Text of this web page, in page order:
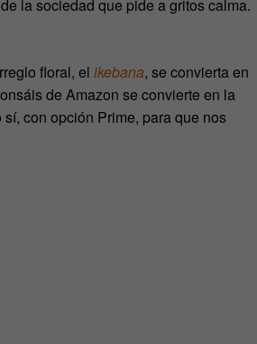
la sociedad que pide a gritos calma.
floral, el ikebana, se convierta en
de Amazon se convierte en la
con opción Prime, para que nos